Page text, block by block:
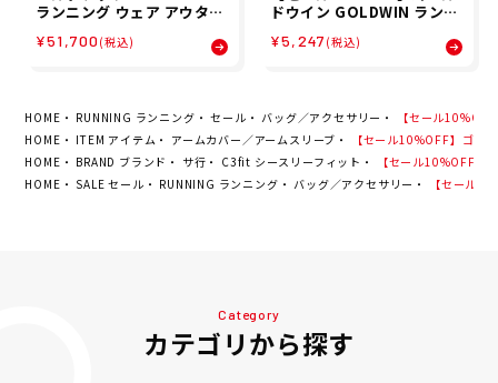
ランニング ウェア アウター
Garushia Jacket E32013
¥51,700 (税込)
ドウイン GOLDWIN ランニ
リーブ クーリング アーム カ
ユニセックス
¥5,247 (税込)
HOME RUNNING ランニング セール バッグ／アクセサリー
【セール
HOME
ITEM アイテム アームカバー／アームスリーブ
【セール10%OFF】ゴー
HOME
BRAND ブランド サ行 C3fit シースリーフィット
【セール10%OFF】
HOME
SALE セール RUNNING ランニング バッグ／アクセサリー 【セール
Category
カテゴリから探す